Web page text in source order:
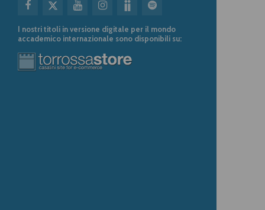
I nostri titoli in versione digitale per il mondo
accademico internazionale sono disponibili su: